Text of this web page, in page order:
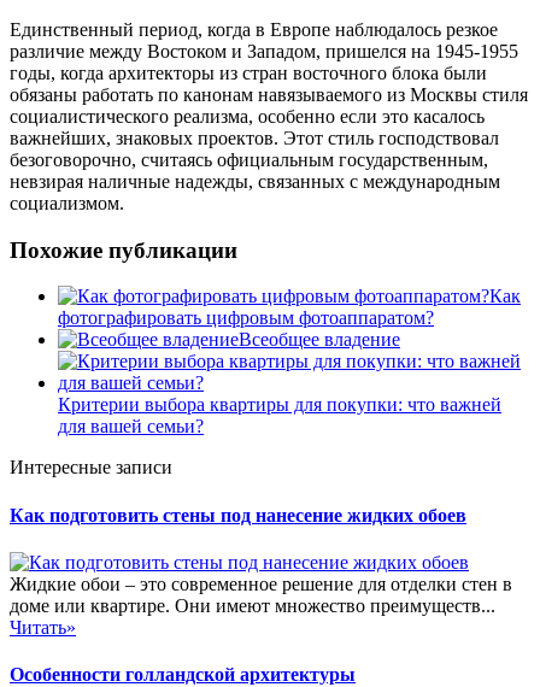
Единственный период, когда в Европе наблюдалось резкое
различие между Востоком и Западом, пришелся на 1945-1955
годы, когда архитекторы из стран восточного блока были
обязаны работать по канонам навязываемого из Москвы стиля
социалистического реализма, особенно если это касалось
важнейших, знаковых проектов. Этот стиль господствовал
безоговорочно, считаясь официальным государственным,
невзирая наличные надежды, связанных с международным
социализмом.
Похожие публикации
Как
фотографировать цифровым фотоаппаратом?
Всеобщее владение
Критерии выбора квартиры для покупки: что важней
для вашей семьи?
Интересные записи
Как подготовить стены под нанесение жидких обоев
Жидкие обои – это современное решение для отделки стен в
доме или квартире. Они имеют множество преимуществ...
Читать»
Особенности голландской архитектуры